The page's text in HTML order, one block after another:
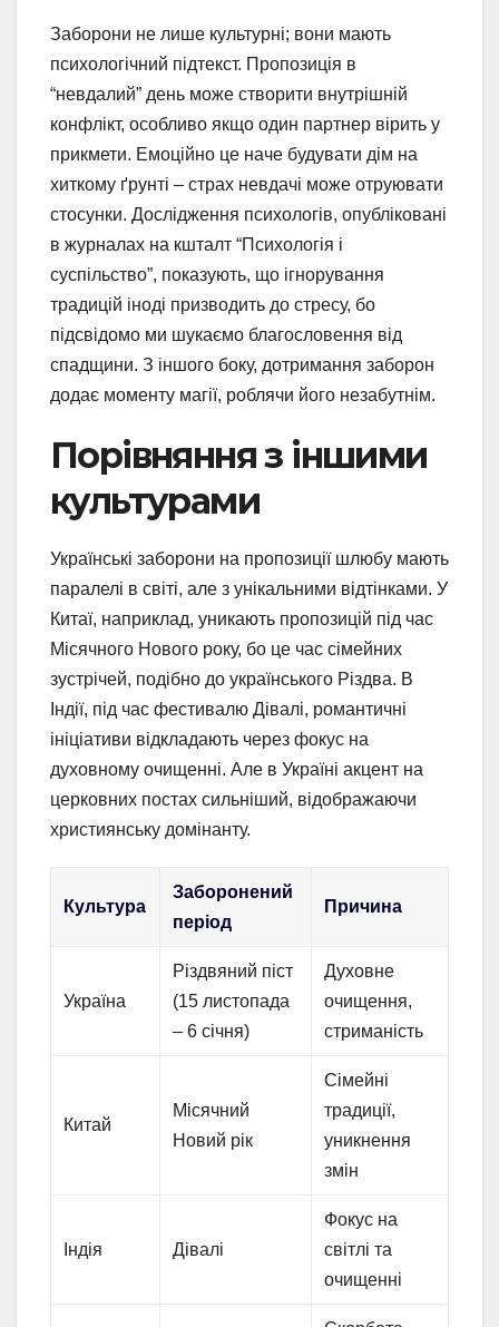
Заборони не лише культурні; вони мають
психологічний підтекст. Пропозиція в
“невдалий” день може створити внутрішній
конфлікт, особливо якщо один партнер вірить у
прикмети. Емоційно це наче будувати дім на
хиткому ґрунті – страх невдачі може отруювати
стосунки. Дослідження психологів, опубліковані
в журналах на кшталт “Психологія і
суспільство”, показують, що ігнорування
традицій іноді призводить до стресу, бо
підсвідомо ми шукаємо благословення від
спадщини. З іншого боку, дотримання заборон
додає моменту магії, роблячи його незабутнім.
Порівняння з іншими
культурами
Українські заборони на пропозиції шлюбу мають
паралелі в світі, але з унікальними відтінками. У
Китаї, наприклад, уникають пропозицій під час
Місячного Нового року, бо це час сімейних
зустрічей, подібно до українського Різдва. В
Індії, під час фестивалю Дівалі, романтичні
ініціативи відкладають через фокус на
духовному очищенні. Але в Україні акцент на
церковних постах сильніший, відображаючи
християнську домінанту.
Культура
Заборонений
період
Причина
Україна
Різдвяний піст
(15 листопада
– 6 січня)
Духовне
очищення,
стриманість
Китай
Місячний
Новий рік
Сімейні
традиції,
уникнення
змін
Індія Дівалі
Фокус на
світлі та
очищенні